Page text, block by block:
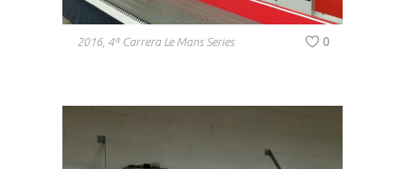
2016, 4ª Carrera Le Mans Series 0